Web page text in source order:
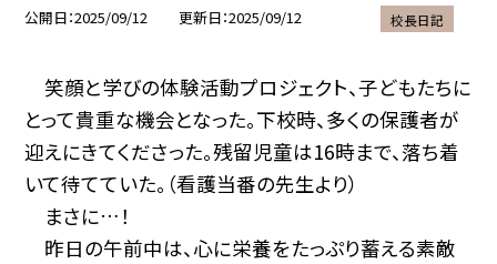
公開日 2025/09/12 更新日 2025/09/12 校長日記
笑顔と学びの体験活動プロジェクト、子どもたちに
とって貴重な機会となった。下校時、多くの保護者が
迎えにきてくださった。残留児童は16時まで、落ち着
いて待てていた。（看護当番の先生より）
まさに…！
昨日の午前中は、心に栄養をたっぷり蓄える素敵